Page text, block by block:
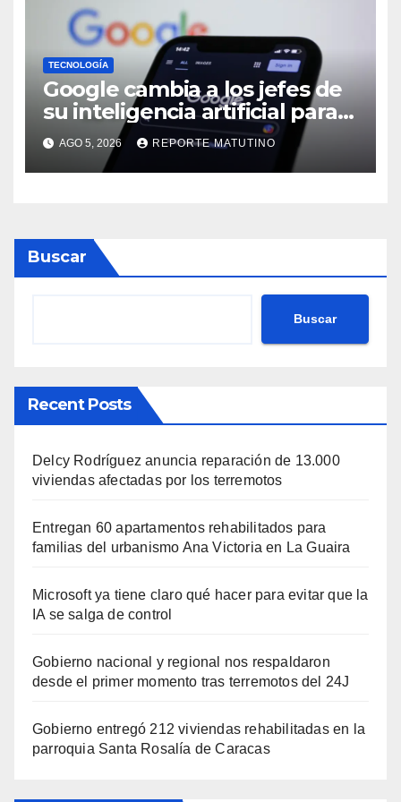
TECNOLOGÍA
Google cambia a los jefes de
su inteligencia artificial para
poder competir con OpenAI y
Anthropic
AGO 5, 2026 REPORTE MATUTINO
Buscar
Buscar
Recent Posts
Delcy Rodríguez anuncia reparación de 13.000
viviendas afectadas por los terremotos
Entregan 60 apartamentos rehabilitados para
familias del urbanismo Ana Victoria en La Guaira
Microsoft ya tiene claro qué hacer para evitar que la
IA se salga de control
Gobierno nacional y regional nos respaldaron
desde el primer momento tras terremotos del 24J
Gobierno entregó 212 viviendas rehabilitadas en la
parroquia Santa Rosalía de Caracas